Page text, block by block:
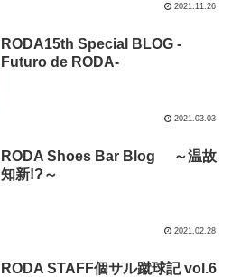
2021.11.26
RODA15th Special BLOG -
Futuro de RODA-
2021.03.03
RODA Shoes Bar Blog ～温故
知新!?～
2021.02.28
RODA STAFF個サル蹴球記 vol.6